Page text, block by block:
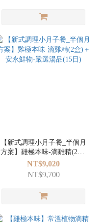
【新式調理小月子餐_半個月
方案】雞極本味-滴雞精(2盒)
＋安永鮮物-嚴選湯品(15日)
NT$9,020
NT$9,700